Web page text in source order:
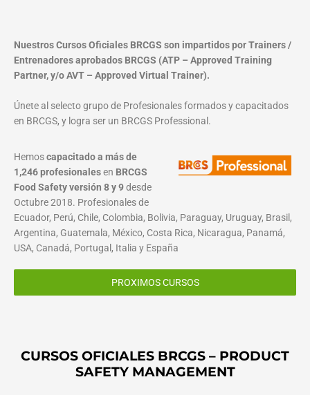
Nuestros Cursos Oficiales BRCGS son impartidos por Trainers /
Entrenadores aprobados BRCGS (ATP – Approved Training
Partner, y/o AVT – Approved Virtual Trainer).
Únete al selecto grupo de Profesionales formados y capacitados
en BRCGS, y logra ser un BRCGS Professional.
Hemoscapacitado a más de
1,246 profesionalesen BRCGS
Food Safety versión 8 y 9desde
Octubre 2018. Profesionales de
Ecuador, Perú, Chile, Colombia, Bolivia, Paraguay, Uruguay, Brasil,
Argentina, Guatemala, México, Costa Rica, Nicaragua, Panamá,
USA, Canadá, Portugal, Italia y España
PROXIMOS CURSOS
CURSOS OFICIALES BRCGS – PRODUCT
SAFETY MANAGEMENT